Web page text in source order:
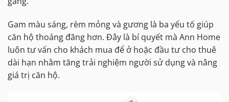
Gam màu sáng, rèm mỏng và gương là ba yếu tố giúp
căn hộ thoáng đãng hơn. Đây là bí quyết mà Ann Home
luôn tư vấn cho khách mua để ở hoặc đầu tư cho thuê
dài hạn nhằm tăng trải nghiệm người sử dụng và nâng
giá trị căn hộ.